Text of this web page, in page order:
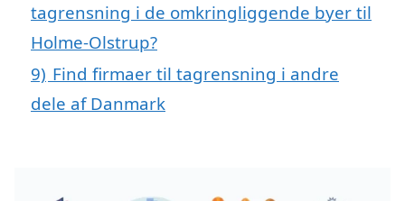
tagrensning i de omkringliggende byer til
Holme-Olstrup?
9) Find firmaer til tagrensning i andre
dele af Danmark